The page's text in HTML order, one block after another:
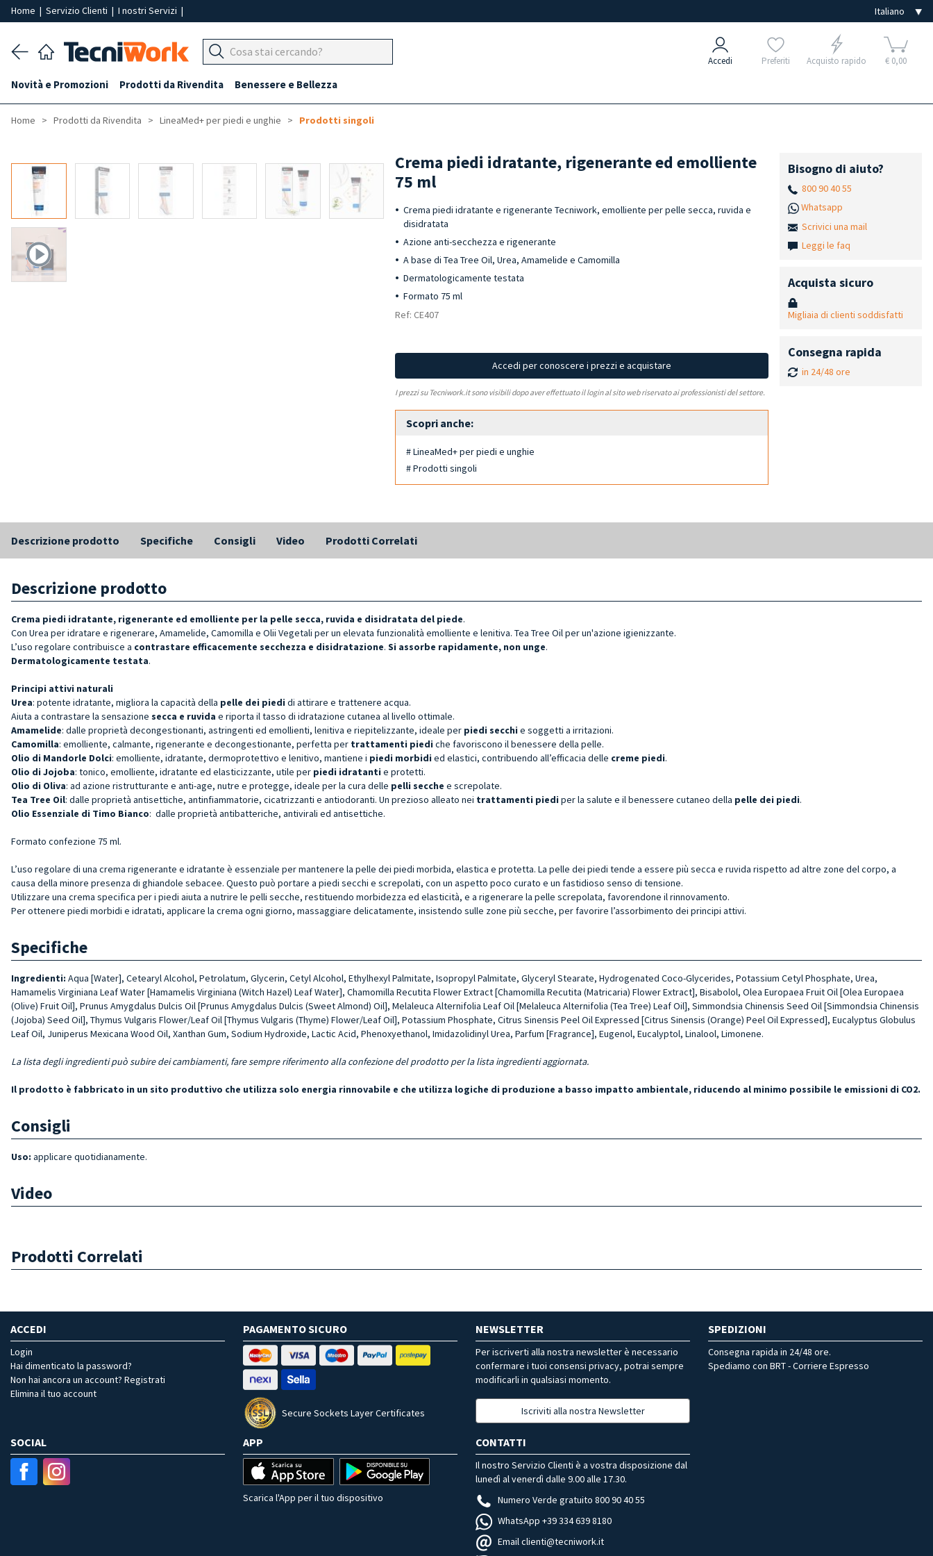
Home | Servizio Clienti | I nostri Servizi |
Accedi Preferiti Acquisto rapido € 0,00
Novità e Promozioni Prodotti da Rivendita Benessere e Bellezza
Home Prodotti da Rivendita LineaMed+ per piedi e unghie Prodotti singoli
-40%
Crema piedi idratante, rigenerante ed emolliente
75 ml
Crema piedi idratante e rigenerante Tecniwork, emolliente per pelle secca, ruvida e
disidratata
Azione anti-secchezza e rigenerante
A base di Tea Tree Oil, Urea, Amamelide e Camomilla
Dermatologicamente testata
Formato 75 ml
Ref: CE407
Accedi per conoscere i prezzi e acquistare
I prezzi su Tecniwork.it sono visibili dopo aver effettuato il login al sito web riservato ai professionisti del settore.
Scopri anche:
# LineaMed+ per piedi e unghie
# Prodotti singoli
Bisogno di aiuto?
800 90 40 55
Whatsapp
Scrivici una mail
Leggi le faq
Acquista sicuro
Migliaia di clienti soddisfatti
Consegna rapida
in 24/48 ore
Descrizione prodotto Specifiche Consigli Video Prodotti Correlati
Descrizione prodotto
Crema piedi idratante, rigenerante ed emolliente per la pelle secca, ruvida e disidratata del piede.
Con Urea per idratare e rigenerare, Amamelide, Camomilla e Olii Vegetali per un elevata funzionalità emolliente e lenitiva. Tea Tree Oil per un'azione igienizzante.
L’uso regolare contribuisce a contrastare efficacemente secchezza e disidratazione. Si assorbe rapidamente, non unge.
Dermatologicamente testata.
Principi attivi naturali
Urea: potente idratante, migliora la capacità della pelle dei piedi di attirare e trattenere acqua.
Aiuta a contrastare la sensazione secca e ruvida e riporta il tasso di idratazione cutanea al livello ottimale.
Amamelide: dalle proprietà decongestionanti, astringenti ed emollienti, lenitiva e riepitelizzante, ideale per piedi secchi e soggetti a irritazioni.
Camomilla: emolliente, calmante, rigenerante e decongestionante, perfetta per trattamenti piedi che favoriscono il benessere della pelle.
Olio di Mandorle Dolci: emolliente, idratante, dermoprotettivo e lenitivo, mantiene i piedi morbidi ed elastici, contribuendo all’efficacia delle creme piedi.
Olio di Jojoba: tonico, emolliente, idratante ed elasticizzante, utile per piedi idratanti e protetti.
Olio di Oliva: ad azione ristrutturante e anti-age, nutre e protegge, ideale per la cura delle pelli secche e screpolate.
Tea Tree Oil: dalle proprietà antisettiche, antinfiammatorie, cicatrizzanti e antiodoranti. Un prezioso alleato nei trattamenti piedi per la salute e il benessere cutaneo della pelle dei piedi.
Olio Essenziale di Timo Bianco: dalle proprietà antibatteriche, antivirali ed antisettiche.
Formato confezione 75 ml.
L’uso regolare di una crema rigenerante e idratante è essenziale per mantenere la pelle dei piedi morbida, elastica e protetta. La pelle dei piedi tende a essere più secca e ruvida rispetto ad altre zone del corpo, a
causa della minore presenza di ghiandole sebacee. Questo può portare a piedi secchi e screpolati, con un aspetto poco curato e un fastidioso senso di tensione.
Utilizzare una crema specifica per i piedi aiuta a nutrire le pelli secche, restituendo morbidezza ed elasticità, e a rigenerare la pelle screpolata, favorendone il rinnovamento.
Per ottenere piedi morbidi e idratati, applicare la crema ogni giorno, massaggiare delicatamente, insistendo sulle zone più secche, per favorire l’assorbimento dei principi attivi.
Specifiche
Ingredienti: Aqua [Water], Cetearyl Alcohol, Petrolatum, Glycerin, Cetyl Al­cohol, Ethylhexyl Palmitate, Isopropyl Palmitate, Glyceryl Stearate, Hydro­genated Coco-Glycerides, Potassium Cetyl Phosphate, Urea,
Hamamelis Virginiana Leaf Water [Hamamelis Vir­giniana (Witch Hazel) Leaf Water], Cha­momilla Recutita Flower Extract [Cha­momilla Recutita (Matricaria) Flower Extract], Bisabolol, Olea Europaea Fru­it Oil [Olea Europaea
(Olive) Fruit Oil], Prunus Amygdalus Dulcis Oil [Prunus Amygdalus Dulcis (Sweet Almond) Oil], Melaleuca Alternifolia Leaf Oil [Me­laleuca Alternifolia (Tea Tree) Leaf Oil], Simmondsia Chinensis Seed Oil [Sim­mondsia Chinensis
(Jojoba) Seed Oil], Thymus Vulgaris Flower/Leaf Oil [Thy­mus Vulgaris (Thyme) Flower/Leaf Oil], Potassium Phosphate, Citrus Sinensis Peel Oil Expressed [Citrus Sinensis (O­range) Peel Oil Expressed], Eucalyptus Globulus
Leaf Oil, Juniperus Mexica­na Wood Oil, Xanthan Gum, Sodium Hydroxide, Lactic Acid, Phenoxyetha­nol, Imidazolidinyl Urea, Parfum [Fra­grance], Eugenol, Eucalyptol, Linalo­ol, Limonene.
La lista degli ingredienti può subire dei cambiamenti, fare sempre riferimento alla confezione del prodotto per la lista ingredienti aggiornata.
Il prodotto è fabbricato in un sito produttivo che utilizza solo energia rinnovabile e che utilizza logiche di produzione a basso impatto ambientale, riducendo al minimo possibile le emissioni di CO2.
Consigli
Uso: applicare quotidianamente.
Video
Prodotti Correlati
ACCEDI
Login
Hai dimenticato la password?
Non hai ancora un account? Registrati
Elimina il tuo account
PAGAMENTO SICURO
Secure Sockets Layer Certificates
NEWSLETTER
Per iscriverti alla nostra newsletter è necessario
confermare i tuoi consensi privacy, potrai sempre
modificarli in qualsiasi momento.
Iscriviti alla nostra Newsletter
SPEDIZIONI
Consegna rapida in 24/48 ore.
Spediamo con BRT - Corriere Espresso
SOCIAL APP
Scarica l'App per il tuo dispositivo
CONTATTI
Il nostro Servizio Clienti è a vostra disposizione dal
lunedì al venerdì dalle 9.00 alle 17.30.
Numero Verde gratuito 800 90 40 55
WhatsApp +39 334 639 8180
Email clienti@tecniwork.it